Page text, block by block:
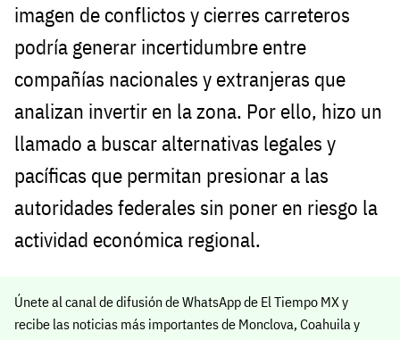
imagen de conflictos y cierres carreteros
podría generar incertidumbre entre
compañías nacionales y extranjeras que
analizan invertir en la zona. Por ello, hizo un
llamado a buscar alternativas legales y
pacíficas que permitan presionar a las
autoridades federales sin poner en riesgo la
actividad económica regional.
Únete al canal de difusión de WhatsApp de El Tiempo MX y
recibe las noticias más importantes de Monclova, Coahuila y